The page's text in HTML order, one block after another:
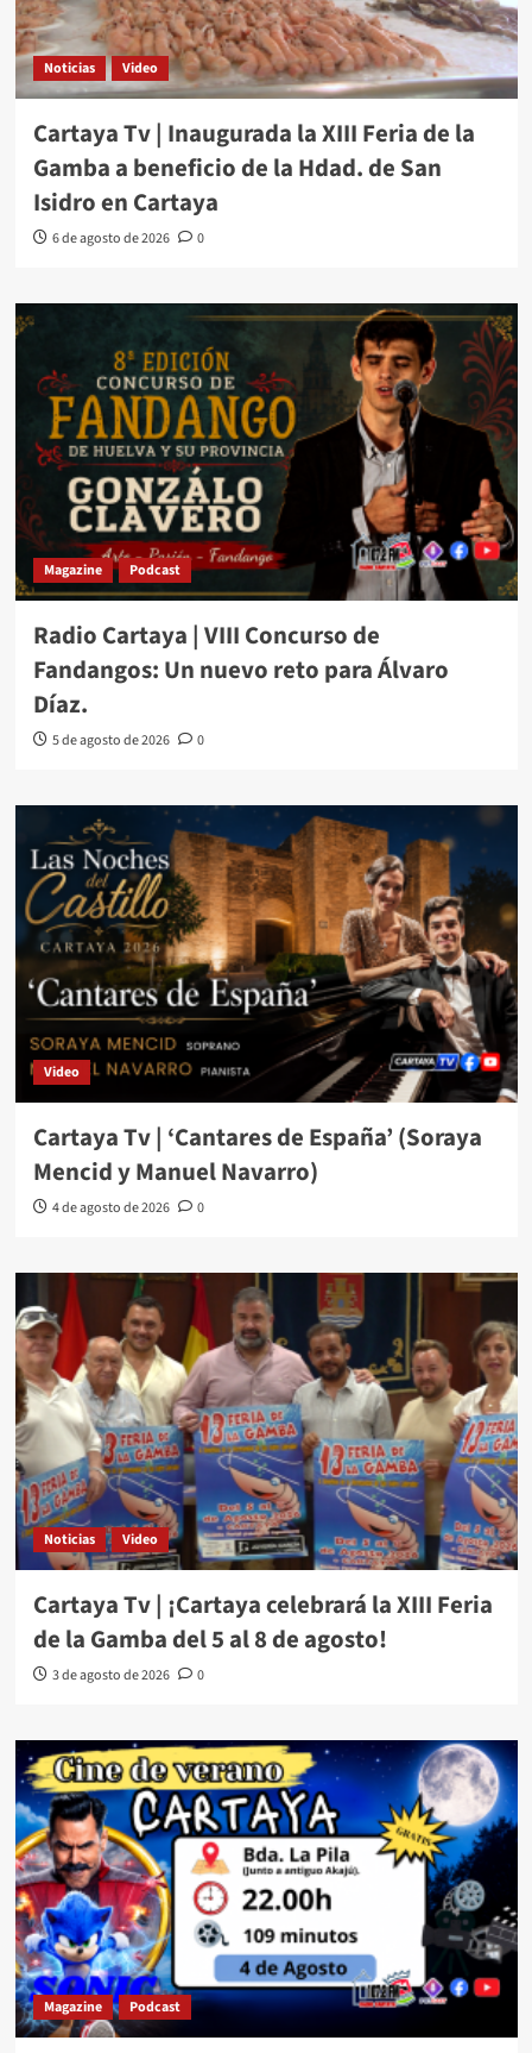
Noticias Video
Cartaya Tv | Inaugurada la XIII Feria de la
Gamba a beneficio de la Hdad. de San
Isidro en Cartaya
6 de agosto de 2026 0
Magazine Podcast
Radio Cartaya | VIII Concurso de
Fandangos: Un nuevo reto para Álvaro
Díaz.
5 de agosto de 2026 0
Video
Cartaya Tv | ‘Cantares de España’ (Soraya
Mencid y Manuel Navarro)
4 de agosto de 2026 0
Noticias Video
Cartaya Tv | ¡Cartaya celebrará la XIII Feria
de la Gamba del 5 al 8 de agosto!
3 de agosto de 2026 0
Magazine Podcast